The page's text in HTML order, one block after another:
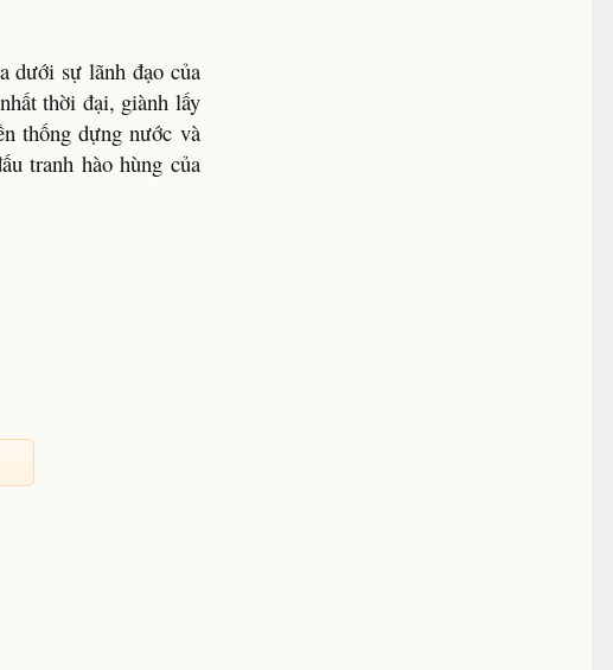
dưới sự lãnh đạo của
thời đại, giành lấy
thống dựng nước và
tranh hào hùng của